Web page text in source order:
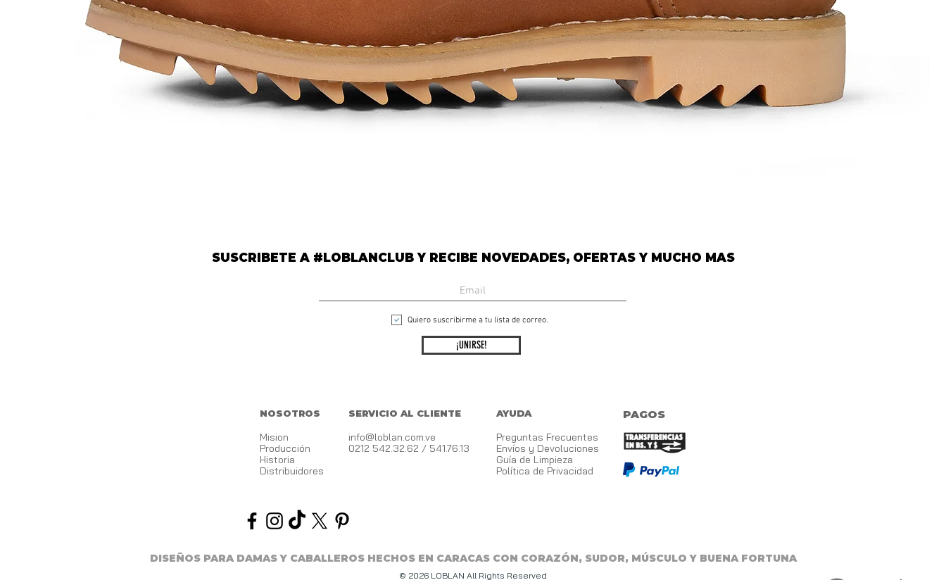
SUSCRIBETE A #LOBLANCLUB Y RECIBE NOVEDADES, OFERTAS Y MUCHO MAS
Quiero suscribirme a tu lista de correo.
¡UNIRSE!
PAGOS
NOSOTROS
Mision
Producción
Historia
Distribuidores
SERVICIO AL CLIENTE
info@loblan.com.ve
0212 542.32.62 / 541.76.13
AYUDA
Preguntas Frecuentes
Envíos y Devoluciones
Guía de Limpieza
Política de Privacidad
DISEÑOS PARA DAMAS Y CABALLEROS HECHOS EN CARACAS CON CORAZÓN, SUDOR, MÚSCULO Y BUENA FORTUNA
© 2026 LOBLAN All Rights Reserved